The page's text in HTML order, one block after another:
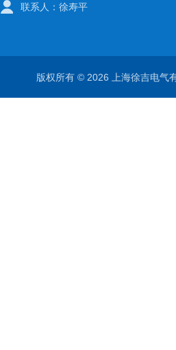
联系人：徐寿平
版权所有 © 2026 上海徐吉电